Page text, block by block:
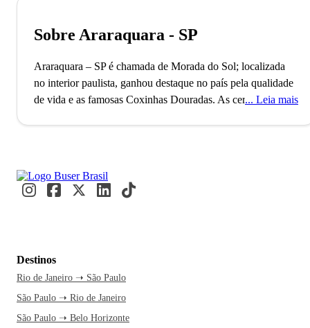
Sobre Araraquara - SP
Araraquara – SP é chamada de Morada do Sol; localizada
no interior paulista, ganhou destaque no país pela qualidade
de vida e as famosas Coxinhas Douradas. As cerca de mil
conhecido por suas famosas coxinhas de Bueno de Andrada,
atraindo visitantes de todo o Brasil. Todos os anos,
famosas coxinhas de Bueno de Andrada é um ótimo motivo
para visitar Araraquara. Não há melhor momento para fazer
essa viagem e experimentar essa iguaria que atrai visitantes
de todo o Brasil. Com a Buser, a passagem de ônibus
Leia mais
Destinos
Rio de Janeiro ➝ São Paulo
São Paulo ➝ Rio de Janeiro
São Paulo ➝ Belo Horizonte